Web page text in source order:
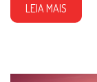
LEIA MAIS